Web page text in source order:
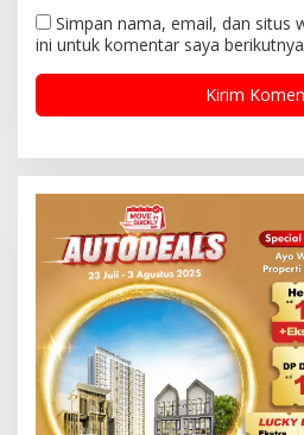
Simpan nama, email, dan situs
ini untuk komentar saya